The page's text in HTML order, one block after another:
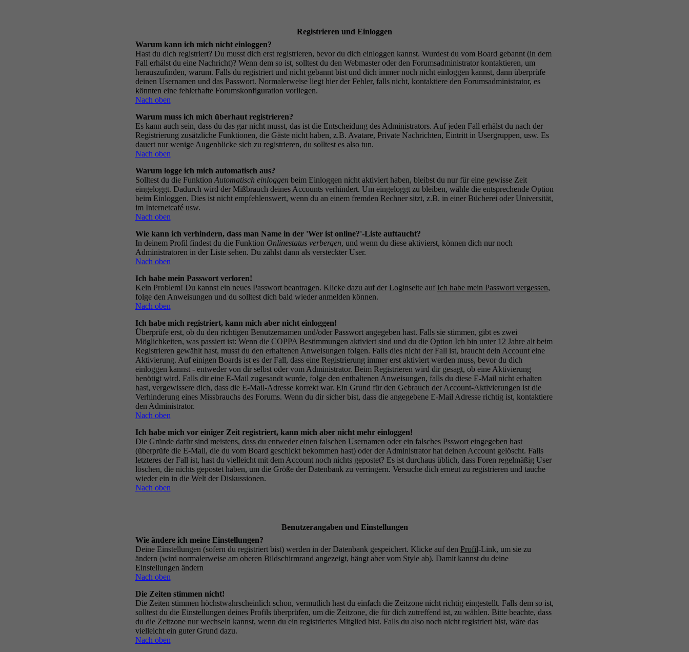
Registrieren und Einloggen
Warum kann ich mich nicht einloggen?
Hast du dich registriert? Du musst dich erst registrieren, bevor du dich einloggen kannst. Wurdest du vom Board gebannt (in dem
Fall erhälst du eine Nachricht)? Wenn dem so ist, solltest du den Webmaster oder den Forumsadministrator kontaktieren, um
herauszufinden, warum. Falls du registriert und nicht gebannt bist und dich immer noch nicht einloggen kannst, dann überprüfe
deinen Usernamen und das Passwort. Normalerweise liegt hier der Fehler, falls nicht, kontaktiere den Forumsadministrator, es
könnten eine fehlerhafte Forumskonfiguration vorliegen.
Nach oben
Warum muss ich mich überhaut registrieren?
Es kann auch sein, dass du das gar nicht musst, das ist die Entscheidung des Administrators. Auf jeden Fall erhälst du nach der
Registrierung zusätzliche Funktionen, die Gäste nicht haben, z.B. Avatare, Private Nachrichten, Eintritt in Usergruppen, usw. Es
dauert nur wenige Augenblicke sich zu registrieren, du solltest es also tun.
Nach oben
Warum logge ich mich automatisch aus?
Solltest du die Funktion Automatisch einloggen beim Einloggen nicht aktiviert haben, bleibst du nur für eine gewisse Zeit
eingeloggt. Dadurch wird der Mißbrauch deines Accounts verhindert. Um eingeloggt zu bleiben, wähle die entsprechende Option
beim Einloggen. Dies ist nicht empfehlenswert, wenn du an einem fremden Rechner sitzt, z.B. in einer Bücherei oder Universität,
im Internetcafé usw.
Nach oben
Wie kann ich verhindern, dass man Name in der 'Wer ist online?'-Liste auftaucht?
In deinem Profil findest du die Funktion Onlinestatus verbergen, und wenn du diese aktivierst, können dich nur noch
Administratoren in der Liste sehen. Du zählst dann als versteckter User.
Nach oben
Ich habe mein Passwort verloren!
Kein Problem! Du kannst ein neues Passwort beantragen. Klicke dazu auf der Loginseite auf Ich habe mein Passwort vergessen,
folge den Anweisungen und du solltest dich bald wieder anmelden können.
Nach oben
Ich habe mich registriert, kann mich aber nicht einloggen!
Überprüfe erst, ob du den richtigen Benutzernamen und/oder Passwort angegeben hast. Falls sie stimmen, gibt es zwei
Möglichkeiten, was passiert ist: Wenn die COPPA Bestimmungen aktiviert sind und du die Option Ich bin unter 12 Jahre altbeim
Registrieren gewählt hast, musst du den erhaltenen Anweisungen folgen. Falls dies nicht der Fall ist, braucht dein Account eine
Aktivierung. Auf einigen Boards ist es der Fall, dass eine Registrierung immer erst aktiviert werden muss, bevor du dich
einloggen kannst - entweder von dir selbst oder vom Administrator. Beim Registrieren wird dir gesagt, ob eine Aktivierung
benötigt wird. Falls dir eine E-Mail zugesandt wurde, folge den enthaltenen Anweisungen, falls du diese E-Mail nicht erhalten
hast, vergewissere dich, dass die E-Mail-Adresse korrekt war. Ein Grund für den Gebrauch der Account-Aktivierungen ist die
Verhinderung eines Missbrauchs des Forums. Wenn du dir sicher bist, dass die angegebene E-Mail Adresse richtig ist, kontaktiere
den Administrator.
Nach oben
Ich habe mich vor einiger Zeit registriert, kann mich aber nicht mehr einloggen!
Die Gründe dafür sind meistens, dass du entweder einen falschen Usernamen oder ein falsches Psswort eingegeben hast
(überprüfe die E-Mail, die du vom Board geschickt bekommen hast) oder der Administrator hat deinen Account gelöscht. Falls
letzteres der Fall ist, hast du vielleicht mit dem Account noch nichts gepostet? Es ist durchaus üblich, dass Foren regelmäßig User
löschen, die nichts gepostet haben, um die Größe der Datenbank zu verringern. Versuche dich erneut zu registrieren und tauche
wieder ein in die Welt der Diskussionen.
Nach oben
Benutzerangaben und Einstellungen
Wie ändere ich meine Einstellungen?
Deine Einstellungen (sofern du registriert bist) werden in der Datenbank gespeichert. Klicke auf den Profil-Link, um sie zu
ändern (wird normalerweise am oberen Bildschirmrand angezeigt, hängt aber vom Style ab). Damit kannst du deine
Einstellungen ändern
Nach oben
Die Zeiten stimmen nicht!
Die Zeiten stimmen höchstwahrscheinlich schon, vermutlich hast du einfach die Zeitzone nicht richtig eingestellt. Falls dem so ist,
solltest du die Einstellungen deines Profils überprüfen, um die Zeitzone, die für dich zutreffend ist, zu wählen. Bitte beachte, dass
du die Zeitzone nur wechseln kannst, wenn du ein registriertes Mitglied bist. Falls du also noch nicht registriert bist, wäre das
vielleicht ein guter Grund dazu.
Nach oben